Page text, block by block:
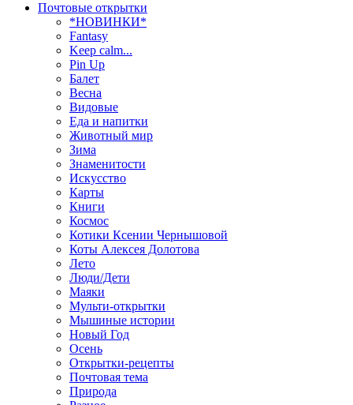
Почтовые открытки
*НОВИНКИ*
Fantasy
Keep calm...
Pin Up
Балет
Весна
Видовые
Еда и напитки
Животный мир
Зима
Знаменитости
Искусство
Карты
Книги
Космос
Котики Ксении Чернышовой
Коты Алексея Долотова
Лето
Люди/Дети
Маяки
Мульти-открытки
Мышиные истории
Новый Год
Осень
Открытки-рецепты
Почтовая тема
Природа